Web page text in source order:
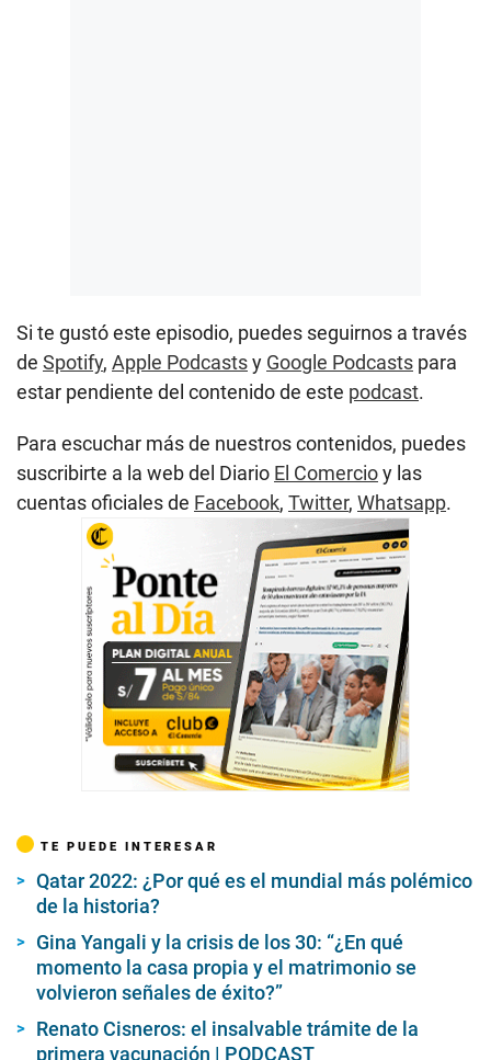
Si te gustó este episodio, puedes seguirnos a través
de Spotify, Apple Podcastsy Google Podcasts para
estar pendiente del contenido de este podcast.
Para escuchar más de nuestros contenidos, puedes
suscribirte a la web del Diario El Comercioy las
cuentas oficiales de Facebook, Twitter, Whatsapp.
TE PUEDE INTERESAR
Qatar 2022: ¿Por qué es el mundial más polémico
de la historia?
Gina Yangali y la crisis de los 30: “¿En qué
momento la casa propia y el matrimonio se
volvieron señales de éxito?”
Renato Cisneros: el insalvable trámite de la
primera vacunación | PODCAST